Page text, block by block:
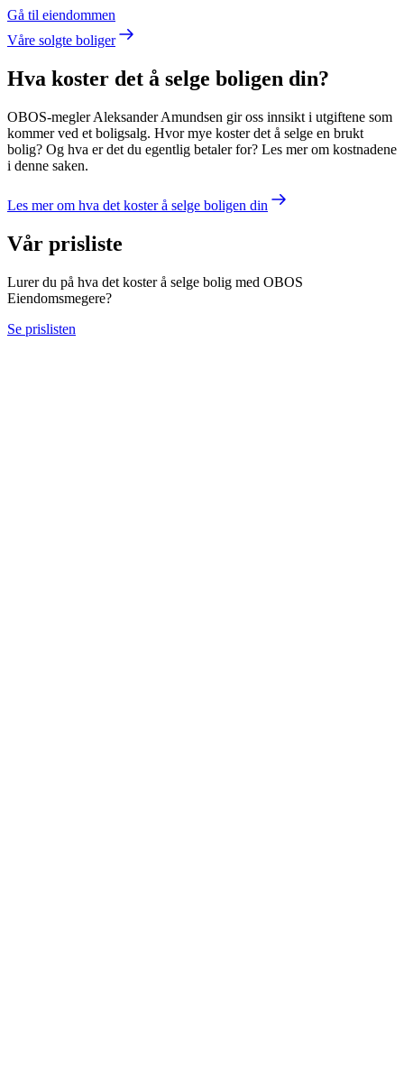
Gå til eiendommen
Våre solgte boliger
Hva koster det å selge boligen din?
OBOS-megler Aleksander Amundsen gir oss innsikt i utgiftene som
kommer ved et boligsalg. Hvor mye koster det å selge en brukt
bolig? Og hva er det du egentlig betaler for? Les mer om kostnadene
i denne saken.
Les mer om hva det koster å selge boligen din
Vår prisliste
Lurer du på hva det koster å selge bolig med OBOS
Eiendomsmegere?
Se prislisten